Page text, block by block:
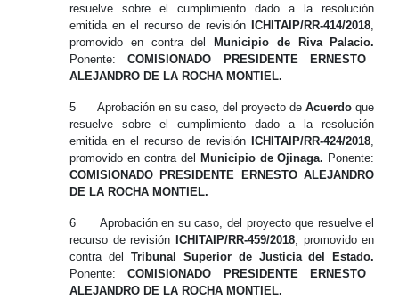
resuelve sobre el cumplimiento dado a la resolución
emitida en el recurso de revisión ICHITAIP/RR-414/2018,
promovido en contradel
Municipio de Riva Palacio.
Ponente:COMISIONADO PRESIDENTE ERNESTO
ALEJANDRO DE LA ROCHA MONTIEL.
5 Aprobación en su caso,del proyecto deAcuerdoque
resuelve sobre el cumplimiento dado a la resolución
emitida en el recurso de revisión ICHITAIP/RR-424/2018,
promovido en contra del Municipio de Ojinaga. Ponente:
COMISIONADO PRESIDENTE ERNESTO ALEJANDRO
DE LA ROCHA MONTIEL.
6 Aprobaciónen su caso,del proyecto que resuelve el
recurso de revisión ICHITAIP/RR-459/2018, promovido en
contra del Tribunal Superior de Justicia del Estado.
Ponente:COMISIONADO PRESIDENTE ERNESTO
ALEJANDRO DE LA ROCHA MONTIEL.